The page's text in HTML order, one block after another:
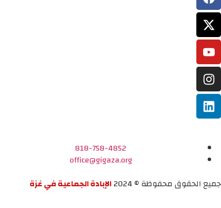
818-758-4852
office@gigaza.org
جميع الحقوق محفوظة © 2024
الإبادة الجماعية في غزة